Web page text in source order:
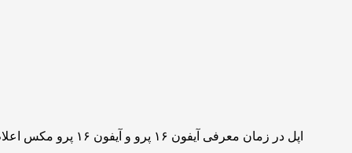
اپل در زمان